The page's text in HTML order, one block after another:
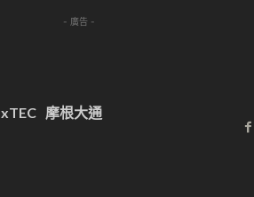
- 廣告 -
摩根大通